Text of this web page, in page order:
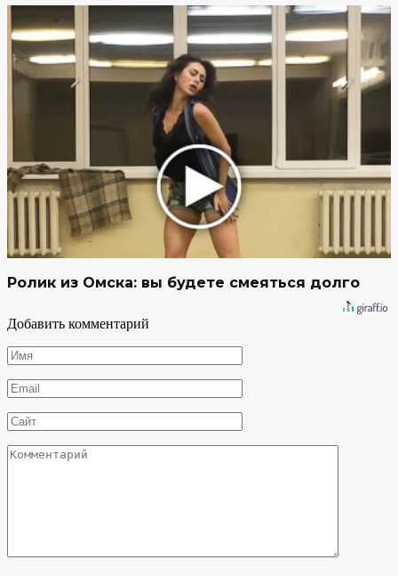
Ролик из Омска: вы будете смеяться долго
Добавить комментарий
Имя
*
Email
*
Сайт
Комментарий